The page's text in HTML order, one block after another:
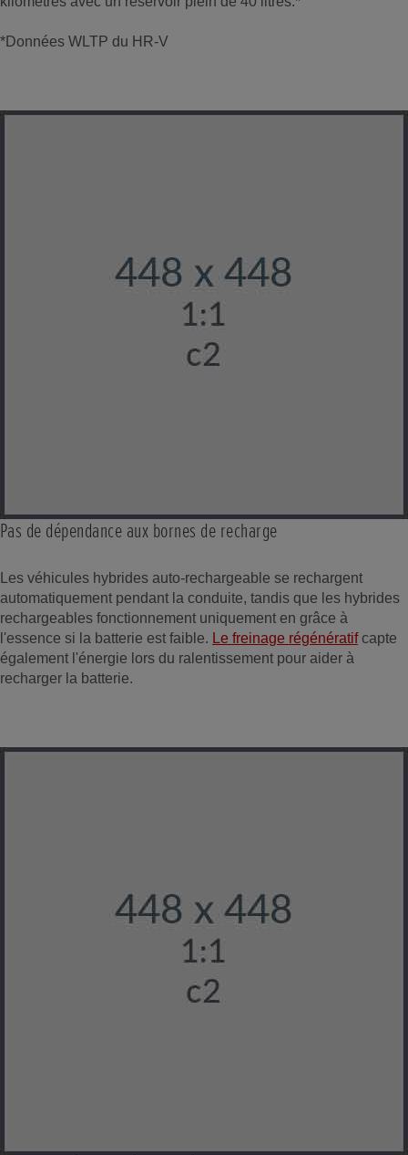
*Données WLTP du HR-V
Pas de dépendance aux bornes de recharge
Les véhicules hybrides auto-rechargeable se rechargent
automatiquement pendant la conduite, tandis que les hybrides
rechargeables fonctionnement uniquement en grâce à
l'essence si la batterie est faible. Le freinage régénératifcapte
également l'énergie lors du ralentissement pour aider à
recharger la batterie.